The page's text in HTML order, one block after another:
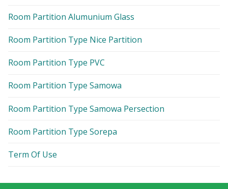
Room Partition Alumunium Glass
Room Partition Type Nice Partition
Room Partition Type PVC
Room Partition Type Samowa
Room Partition Type Samowa Persection
Room Partition Type Sorepa
Term Of Use